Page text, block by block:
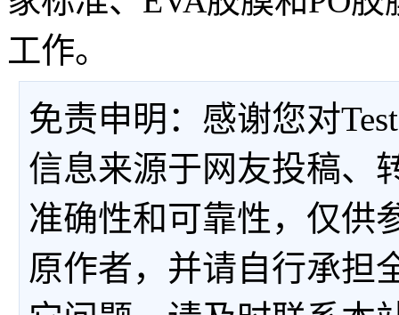
工作。
免责申明：感谢您对
信息来源于网友投稿、
准确性和可靠性，仅供
原作者，并请自行承担